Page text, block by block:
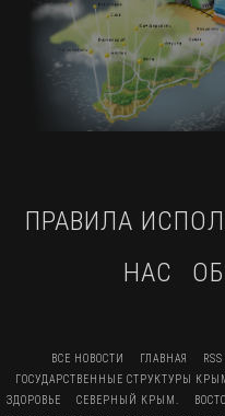
ПРАВИЛА
НАС
ВСЕ НОВОСТИ ГЛАВНАЯ RSS
ГОСУДАРСТВЕННЫЕ СТРУКТУРЫ
ЗДОРОВЬЕ
СЕВЕРНЫЙ КРЫМ.